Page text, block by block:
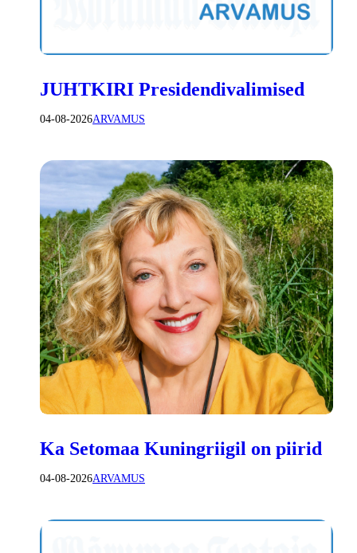
JUHTKIRI Presidendivalimised
04-08-2026ARVAMUS
Ka Setomaa Kuningriigil on piirid
04-08-2026ARVAMUS